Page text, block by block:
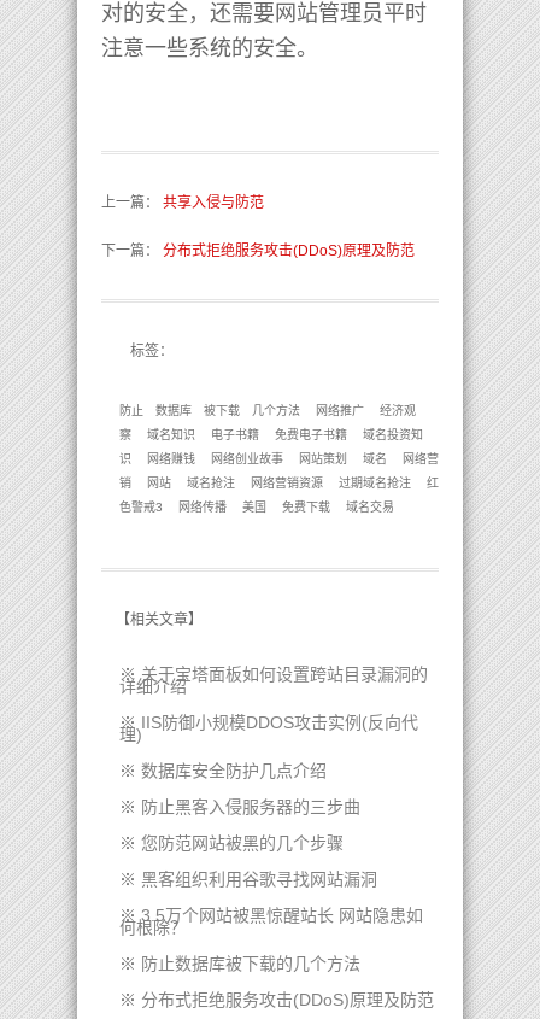
对的安全，还需要网站管理员平时
注意一些系统的安全。
上一篇 ： 共享入侵与防范
下一篇 ： 分布式拒绝服务攻击(DDoS)原理及防范
标签：
防止 数据库 被下载 几个方法 网络推广
经济观
察
域名知识 电子书籍 免费电子书籍
域名投资知
识
网络赚钱 网络创业故事 网站策划 域名
网络营
销
网站 域名抢注 网络营销资源 过期域名抢注
红
色警戒3
网络传播 美国 免费下载 域名交易
【相关文章】
※关于宝塔面板如何设置跨站目录漏洞的
详细介绍
※ IIS防御小规模DDOS攻击实例(反向代
理)
※ 数据库安全防护几点介绍
※ 防止黑客入侵服务器的三步曲
※ 您防范网站被黑的几个步骤
※ 黑客组织利用谷歌寻找网站漏洞
※3.5万个网站被黑惊醒站长 网站隐患如
何根除？
※ 防止数据库被下载的几个方法
※ 分布式拒绝服务攻击(DDoS)原理及防范